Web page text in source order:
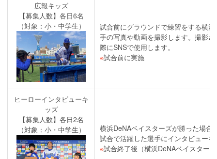
広報キッズ
【募集人数】各日6名
（対象：小・中学生）
試合前にグラウンドで練習をする横
手の写真や動画を撮影します。撮影
際にSNSで使用します。
※試合前に実施
ヒーローインタビューキ
ッズ
【募集人数】各日2名
（対象：小・中学生）
横浜DeNAベイスターズが勝った場合
試合で活躍した選手にインタビュー
※試合終了後（横浜DeNAベイスター